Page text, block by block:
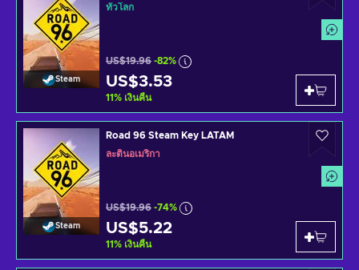
Steam
ทั่วโลก
US$19.96 -82%
US$3.53
11% เงินคืน
Steam
Road 96 Steam Key LATAM
ละตินอเมริกา
US$19.96 -74%
US$5.22
11% เงินคืน